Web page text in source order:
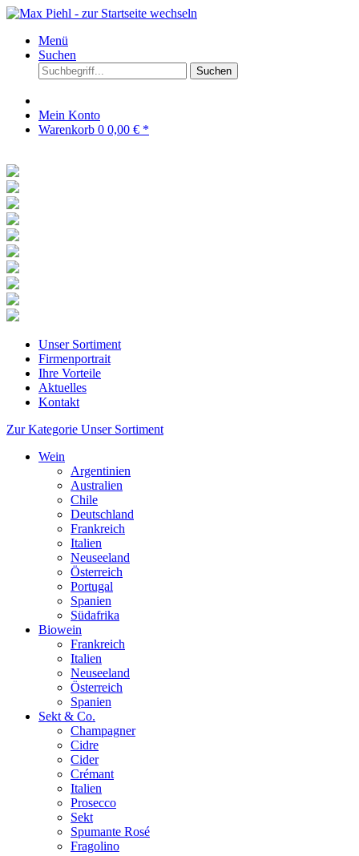
Menü
Suchen
Suchen
Mein Konto
Warenkorb 0 0,00 € *
Unser Sortiment
Firmenportrait
Ihre Vorteile
Aktuelles
Kontakt
Zur Kategorie Unser Sortiment
Wein
Argentinien
Australien
Chile
Deutschland
Frankreich
Italien
Neuseeland
Österreich
Portugal
Spanien
Südafrika
Biowein
Frankreich
Italien
Neuseeland
Österreich
Spanien
Sekt & Co.
Champagner
Cidre
Cider
Crémant
Italien
Prosecco
Sekt
Spumante Rosé
Fragolino